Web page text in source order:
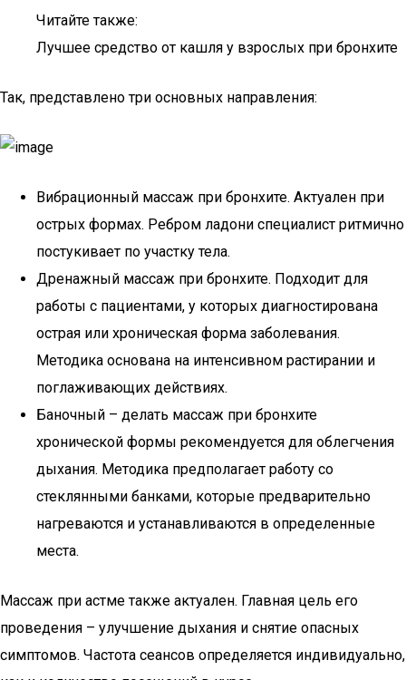
Читайте также:
Лучшее средство от кашля у взрослых при бронхите
Так, представлено три основных направления:
Вибрационный массаж при бронхите. Актуален при
острых формах. Ребром ладони специалист ритмично
постукивает по участку тела.
Дренажный массаж при бронхите. Подходит для
работы с пациентами, у которых диагностирована
острая или хроническая форма заболевания.
Методика основана на интенсивном растирании и
поглаживающих действиях.
Баночный – делать массаж при бронхите
хронической формы рекомендуется для облегчения
дыхания. Методика предполагает работу со
стеклянными банками, которые предварительно
нагреваются и устанавливаются в определенные
места.
Массаж при астме также актуален. Главная цель его
проведения – улучшение дыхания и снятие опасных
симптомов. Частота сеансов определяется индивидуально,